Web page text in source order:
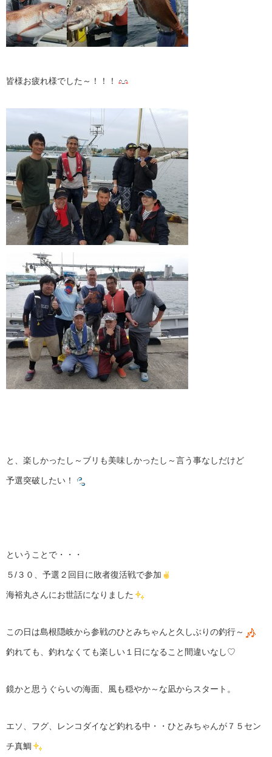
皆様お疲れ様でした～！！！
と、楽しかったし～ブリも美味しかったし～言う事なしだけど
予選突破したい！
ということで・・・
５/３０、予選２回目に敗者復活戦で参加
海裕丸さんにお世話になりました
この日は島根隠岐から参戦のひとみちゃんと久しぶりの釣行～
釣れても、釣れなくても楽しい１日になること間違いなし♡
鏡かと思うぐらいの海面、風も穏やか～な凪からスタート。
エソ、フグ、レンコダイなど釣れる中・・ひとみちゃんが７５セン
チ真鯛